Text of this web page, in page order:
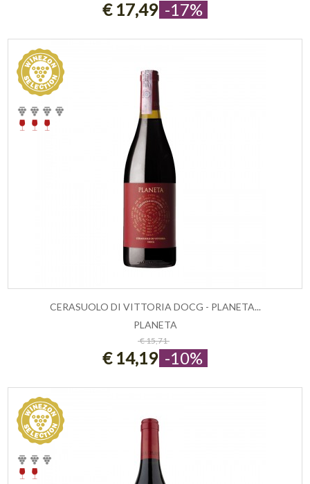
€ 17,49 -17%
ESAURITO
CERASUOLO DI VITTORIA DOCG - PLANETA...
PLANETA
€ 15,71
€ 14,19 -10%